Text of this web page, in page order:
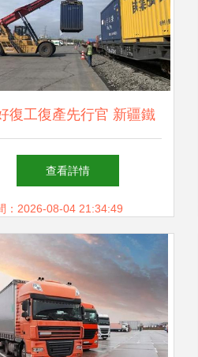
復工復產先行官 新疆鐵
一季度貨運量同比增長
16.1%
查看詳情
：2026-08-04 21:34:49